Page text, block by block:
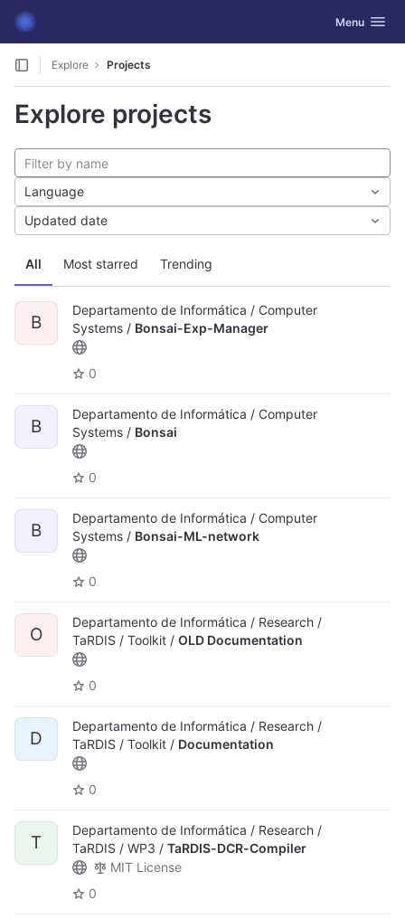
Skip to content
GitLab Toggle
Menu
Explore Projects
Explore projects
All Most starred Trending
Language
Updated date
B
Departamento de Informática / Computer
Systems / Bonsai-Exp-Manager
0
B
Departamento de Informática / Computer
Systems / Bonsai
0
B
Departamento de Informática / Computer
Systems / Bonsai-ML-network
0
O
Departamento de Informática / Research /
TaRDIS / Toolkit / OLD Documentation
0
D
Departamento de Informática / Research /
TaRDIS / Toolkit / Documentation
0
T
Departamento de Informática / Research /
TaRDIS / WP3 / TaRDIS-DCR-Compiler
MIT License
0